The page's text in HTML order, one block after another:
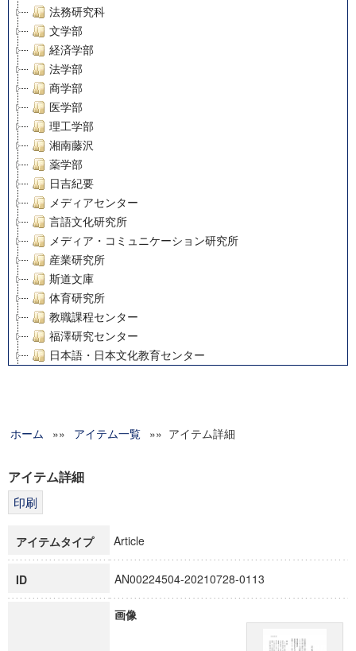
法務研究科
文学部
経済学部
法学部
商学部
医学部
理工学部
湘南藤沢
薬学部
日吉紀要
メディアセンター
言語文化研究所
メディア・コミュニケーション研究所
産業研究所
斯道文庫
体育研究所
教職課程センター
福澤研究センター
日本語・日本文化教育センター
グローバルリサーチインスティテュート
科学研究費補助金研究成果報告書
博士課程教育リーディングプログラム「超成熟社会発展のサ
ホーム »» アイテム一覧 »» アイテム詳細
アイテム詳細
アイテムタイプ Article
ID AN00224504-20210728-0113
画像